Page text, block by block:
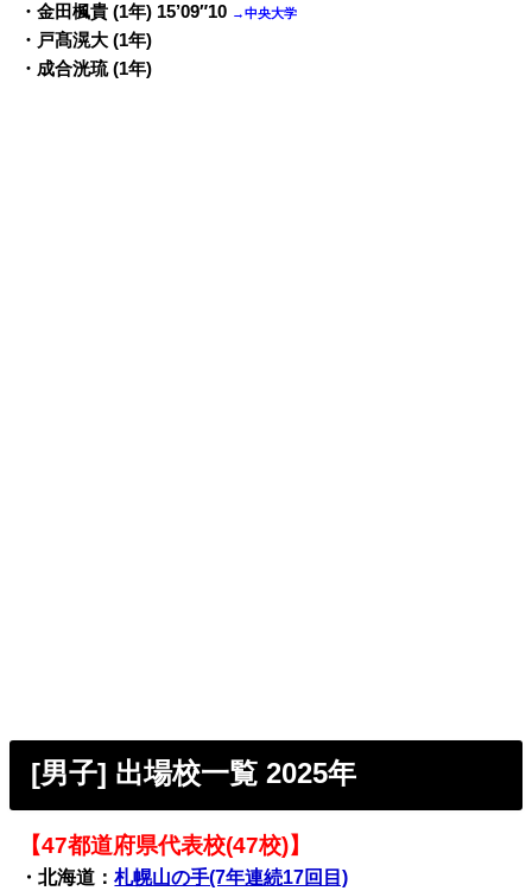
・金田楓貴 (1年) 15’09″10 →中央大学
・戸髙滉大 (1年)
・成合洸琉 (1年)
[男子] 出場校一覧 2025年
【47都道府県代表校(47校)】
・北海道：札幌山の手(7年連続17回目)